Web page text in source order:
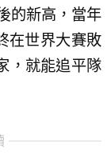
的新高，當年
在世界大賽敗
，就能追平隊